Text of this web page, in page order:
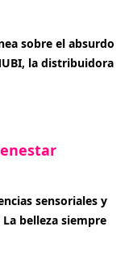
sobre el absurdo
la distribuidora
sensoriales y
belleza siempre